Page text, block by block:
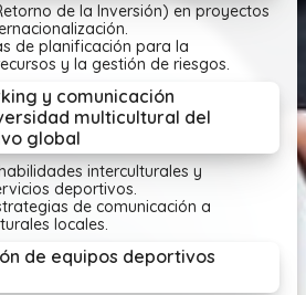
de la Inversión) en proyectos
de planificación para la
y la gestión de riesgos.
y comunicación
multicultural del
global
interculturales y
deportivos.
de comunicación a
locales.
de equipos deportivos